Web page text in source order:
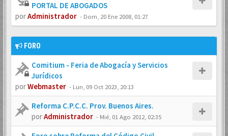
PORTAL DE ABOGADOS
porAdministrador - Dom, 20 Ene 2008, 01:27
FORO
Comitium - Feria de Abogacía y Servicios
Jurídicos
porWebmaster - Lun, 09 Oct 2023, 20:13
Reforma C.P.C.C. Prov. Buenos Aires.
porAdministrador - Mié, 01 Ago 2012, 02:35